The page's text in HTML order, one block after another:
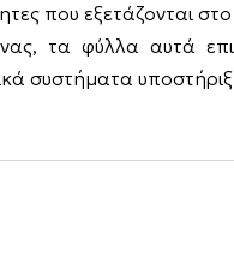
που εξετάζονται
τα φύλλα αυτά
συστήματα